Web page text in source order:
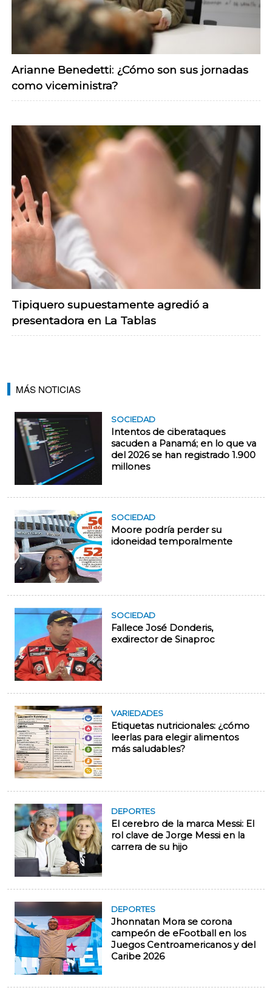
Arianne Benedetti: ¿Cómo son sus jornadas
como viceministra?
Tipiquero supuestamente agredió a
presentadora en La Tablas
MÁS NOTICIAS
SOCIEDAD
Intentos de ciberataques
sacuden a Panamá; en lo que va
del 2026 se han registrado 1.900
millones
SOCIEDAD
Moore podría perder su
idoneidad temporalmente
SOCIEDAD
Fallece José Donderis,
exdirector de Sinaproc
VARIEDADES
Etiquetas nutricionales: ¿cómo
leerlas para elegir alimentos
más saludables?
DEPORTES
El cerebro de la marca Messi: El
rol clave de Jorge Messi en la
carrera de su hijo
DEPORTES
Jhonnatan Mora se corona
campeón de eFootball en los
Juegos Centroamericanos y del
Caribe 2026